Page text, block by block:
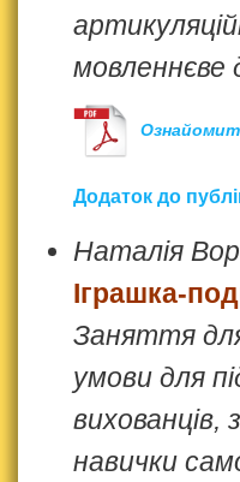
мовленнєве
Додаток до
Наталія
Іграшка-
Заняття
умови для
навички